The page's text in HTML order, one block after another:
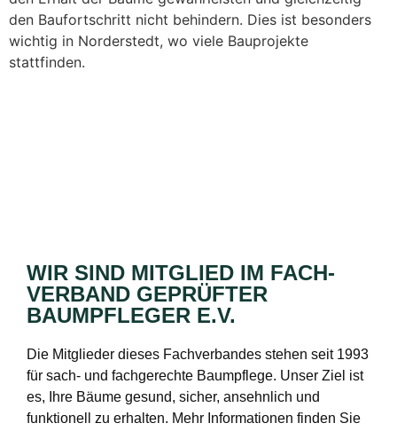
den Baufortschritt nicht behindern. Dies ist besonders
wichtig in Norderstedt, wo viele Bauprojekte
stattfinden.
WIR SIND MITGLIED IM FACH­
VERBAND GEPRÜFTER
BAUMPFLEGER E.V.
Die Mitglieder dieses Fachverbandes stehen seit 1993
für sach- und fachgerechte Baumpflege. Unser Ziel ist
es, Ihre Bäume gesund, sicher, ansehnlich und
funktionell zu erhalten. Mehr Informationen finden Sie